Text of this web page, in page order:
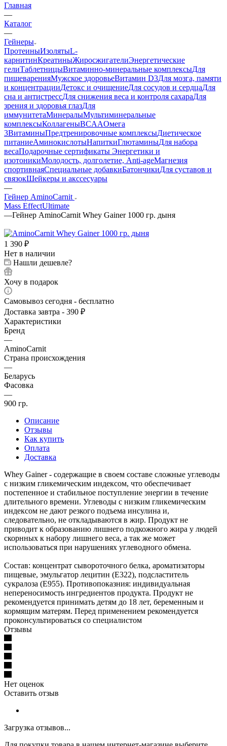
Главная
—
Каталог
—
Гейнеры
ПротеиныИзолятыL-
карнитинКреатиныЖиросжигателиЭнергетические
гелиТаблетницыВитаминно-минеральные комплексыДля
пищеваренияМужское здоровьеВитамин D3Для мозга, памяти
и концентрацииДетокс и очищениеДля сосудов и сердцаДля
сна и антистрессДля снижения веса и контроля сахараДля
зрения и здоровья глазДля
иммунитетаМинералыМультиминеральные
комплексыКоллагеныBCAAОмега
3ВитаминыПредтренировочные комплексыДиетическое
питаниеАминокислотыНапиткиГлютаминыДля набора
весаПодарочные сертификаты Энергетики и
изотоникиМолодость, долголетие, Anti-ageМагнезия
спортивнаяСпециальные добавкиБатончикиДля суставов и
связокШейкеры и акссесуары
—
Гейнер AminoCarnit
Mass EffectUltimate
—Гейнер AminoCarnit Whey Gainer 1000 гр. дыня
1 390 ₽
Нет в наличии
Нашли дешевле?
Хочу в подарок
Самовывоз сегодня - бесплатно
Доставка завтра - 390 ₽
Характеристики
Бренд
—
AminoCarnit
Страна происхождения
—
Беларусь
Фасовка
—
900 гр.
Описание
Отзывы
Как купить
Оплата
Доставка
Whey Gainer - содержащие в своем составе сложные углеводы
с низким гликемическим индексом, что обеспечивает
постепенное и стабильное поступление энергии в течение
длительного времени. Углеводы с низким гликемическим
индексом не дают резкого подъема инсулина и,
следовательно, не откладываются в жир. Продукт не
приводит к образованию лишнего подкожного жира у людей
скорнных к набору лишнего веса, а так же может
использоваться при нарушениях углеводного обмена.
Состав: концентрат сывороточного белка, ароматизаторы
пищевые, эмульгатор лецитин (Е322), подсластитель
сукралоза (Е955). Противопоказния: индивидуальная
непереносимость ингредиентов продукта. Продукт не
рекомендуется принимать детям до 18 лет, беременным и
кормящим матерям. Перед применением рекомендуется
проконсультироваться со специалистом
Отзывы
Нет оценок
Оставить отзыв
Загрузка отзывов...